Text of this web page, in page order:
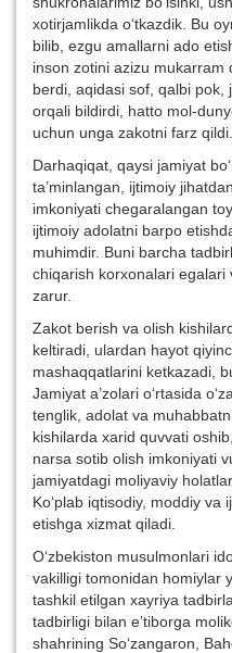
xotirjamlikda o‘tkazdik. Bu
bilib, ezgu amallarni ado
inson zotini azizu
berdi, aqidasi sof, qalbi pok,
orqali bildirdi, hatto mol-
uchun unga zakotni farz qildi.
Darhaqiqat, qaysi jamiyat
ta’minlangan, ijtimoiy
imkoniyati chegaralangan
ijtimoiy adolatni barpo
muhimdir. Buni barcha
chiqarish korxonalari
zarur.
Zakot berish va olish
keltiradi, ulardan hayot
mashaqqatlarini ketkazadi,
Jamiyat a’zolari o‘rtasida
tenglik, adolat va
kishilarda xarid quvvati
narsa sotib olish imkoniyati
jamiyatdagi moliyaviy
Ko‘plab iqtisodiy, moddiy
etishga xizmat qiladi.
O‘zbekiston musulmonlari
vakilligi tomonidan homiylar
tashkil etilgan xayriya
tadbirligi bilan e’tiborga
shahrining So‘zangaron,